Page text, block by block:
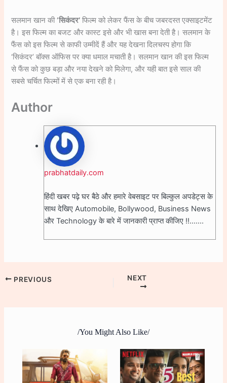
सलमान खान की ‘सिकंदर’ फिल्म को लेकर फैंस के बीच जबरदस्त एक्साइटमेंट
है। इस फिल्म का बजट और कास्ट इसे और भी खास बना देती है। सलमान के
फैंस को इस फिल्म से काफी उम्मीदें हैं और यह देखना दिलचस्प होगा कि
‘सिकंदर’ बॉक्स ऑफिस पर क्या धमाल मचाती है। सलमान खान की इस फिल्म
से फैंस को कुछ बड़ा और नया देखने को मिलेगा, और यही बात इसे साल की
सबसे चर्चित फिल्मों में से एक बना रही है।
Author
prabhatdaily.com
हिंदी खबर पढ़े घर बैठे और हमारे वेबसाइट पर बिल्कुल अपडेट्स के
साथ देखिए Automobile, Bollywood, Business News
और Technology के बारे में जानकारी प्राप्त कीजिए !!.......
PREVIOUS NEXT
/You Might Also Like/